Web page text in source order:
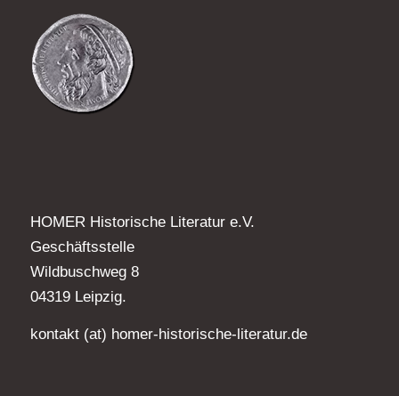
HOMER Historische Literatur e.V.
Geschäftsstelle
Wildbuschweg 8
04319 Leipzig.
kontakt (at) homer-historische-literatur.de